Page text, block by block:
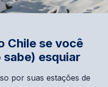
Chile se você
esquiar
por suas estações de